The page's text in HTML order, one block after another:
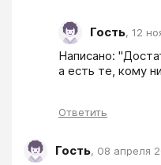
Гость, 12
Написано:
а есть те, кому
Ответить
Гость, 08 апреля